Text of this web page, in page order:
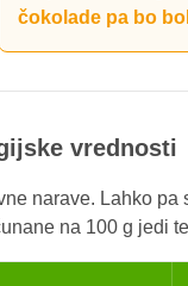
čokolade pa bo
vrednosti
narave. Lahko
na 100 g jedi